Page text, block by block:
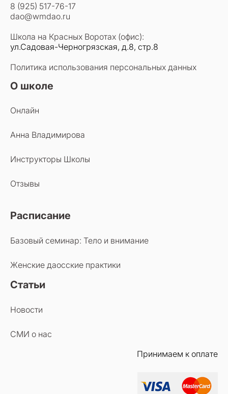
8 (925) 517-76-17
dao@wmdao.ru
Школа на Красных Воротах (офис):
ул.Садовая-Черногрязская, д.8, стр.8
Политика использования персональных данных
О школе
Онлайн
Анна Владимирова
Инструкторы Школы
Отзывы
Расписание
Базовый семинар: Тело и внимание
Женские даосские практики
Статьи
Новости
СМИ о нас
Принимаем к оплате